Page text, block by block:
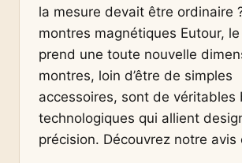
la mesure devait être ordinaire
montres magnétiques Eutour,
prend une toute nouvelle
montres, loin d’être de simples
accessoires, sont de véritables
technologiques qui allient
précision. Découvrez notre